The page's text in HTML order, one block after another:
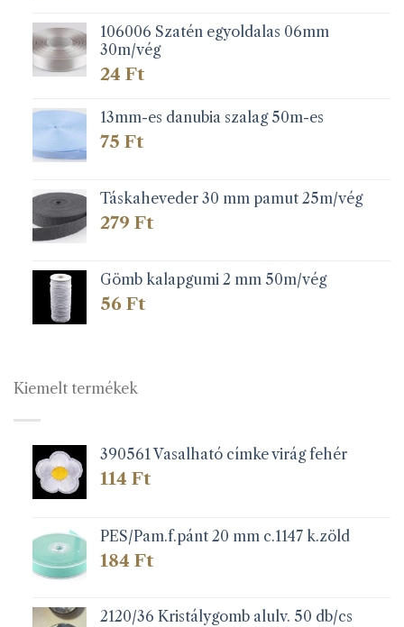
106006 Szatén egyoldalas 06mm
30m/vég
24 Ft
13mm-es danubia szalag 50m-es
75 Ft
Táskaheveder 30 mm pamut 25m/vég
279 Ft
Gömb kalapgumi 2 mm 50m/vég
56 Ft
Kiemelt termékek
390561 Vasalható címke virág fehér
114 Ft
PES/Pam.f.pánt 20 mm c.1147 k.zöld
184 Ft
2120/36 Kristálygomb alulv. 50 db/cs